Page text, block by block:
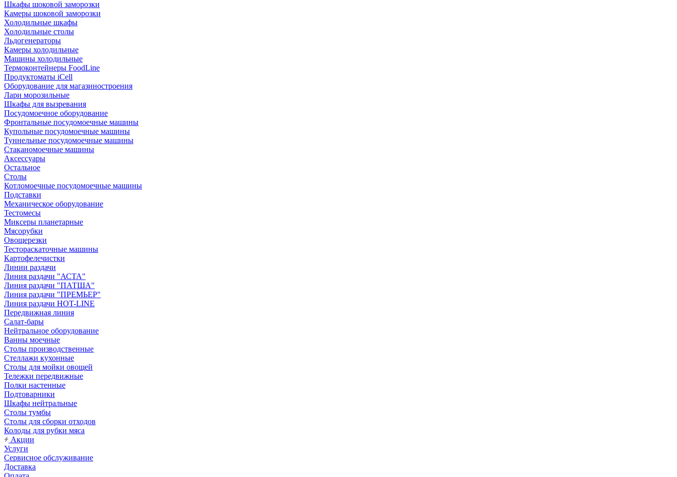
Шкафы шоковой заморозки
Камеры шоковой заморозки
Холодильные шкафы
Холодильные столы
Льдогенераторы
Камеры холодильные
Машины холодильные
Термоконтейнеры FoodLine
Продуктоматы iCell
Оборудование для магазиностроения
Лари морозильные
Шкафы для вызревания
Посудомоечное оборудование
Фронтальные посудомоечные машины
Купольные посудомоечные машины
Туннельные посудомоечные машины
Стаканомоечные машины
Аксессуары
Остальное
Столы
Котломоечные посудомоечные машины
Подставки
Механическое оборудование
Тестомесы
Миксеры планетарные
Мясорубки
Овощерезки
Тестораскаточные машины
Картофелечистки
Линии раздачи
Линия раздачи "АСТА"
Линия раздачи "ПАТША"
Линия раздачи "ПРЕМЬЕР"
Линия раздачи HOT-LINE
Передвижная линия
Салат-бары
Нейтральное оборудование
Ванны моечные
Столы производственные
Стеллажи кухонные
Столы для мойки овощей
Тележки передвижные
Полки настенные
Подтоварники
Шкафы нейтральные
Столы тумбы
Столы для сборки отходов
Колоды для рубки мяса
Акции
Услуги
Сервисное обслуживание
Доставка